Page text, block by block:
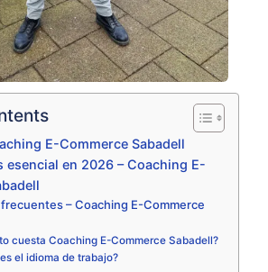
E-Commerce Sabadell
esencial en 2026 – Coaching E-
– Coaching E-Commerce
cuesta Coaching E-Commerce Sabadell?
el idioma de trabajo?